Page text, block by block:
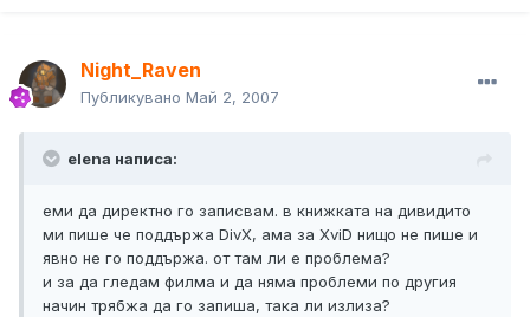
Night_Raven
Публикувано Май 2, 2007
elena написа:
еми да директно го записвам. в книжката на дивидито
ми пише че поддържа DivX, ама за XviD нищо не пише и
явно не го поддържа. от там ли е проблема?
и за да гледам филма и да няма проблеми по другия
начин трябжа да го запиша, така ли излиза?